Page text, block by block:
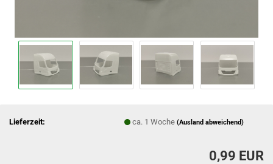
Lieferzeit: ca. 1 Woche(Ausland abweichend)
0,99 EUR